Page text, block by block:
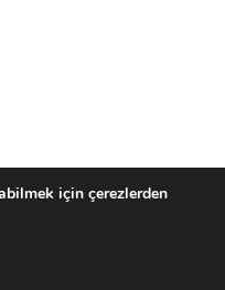
için çerezlerden